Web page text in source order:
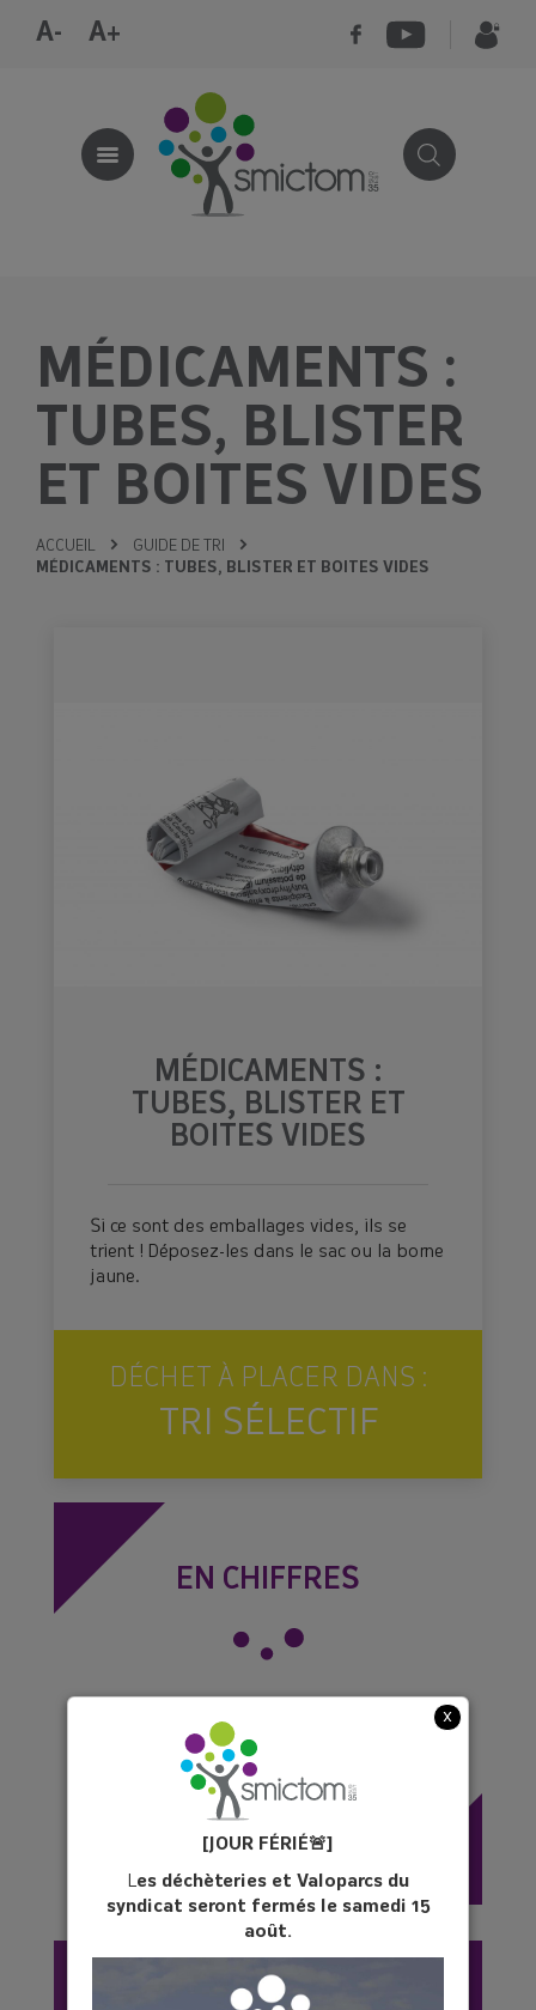
x
[JOUR FÉRIÉ🚨]
Les déchèteries et Valoparcs du
syndicat seront fermés le samedi 15
août.
A- A+
MÉDICAMENTS :
TUBES, BLISTER
ET BOITES VIDES
ACCUEIL
GUIDE DE TRI
MÉDICAMENTS : TUBES, BLISTER ET BOITES VIDES
MÉDICAMENTS :
TUBES, BLISTER ET
BOITES VIDES
Si ce sont des emballages vides, ils se
trient ! Déposez-les dans le sac ou la borne
jaune.
DÉCHET À PLACER DANS :
TRI SÉLECTIF
EN CHIFFRES
2 500 fois le poids de la
Tour Eiffel = les déchets
ménagers en France !